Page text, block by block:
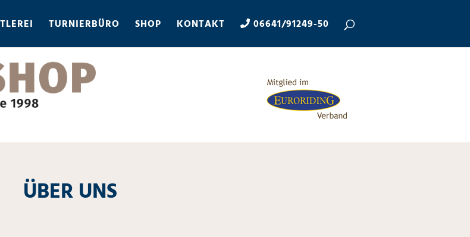
TURNIERBÜRO SHOP KONTAKT 06641/91249-50
ÜBER UNS